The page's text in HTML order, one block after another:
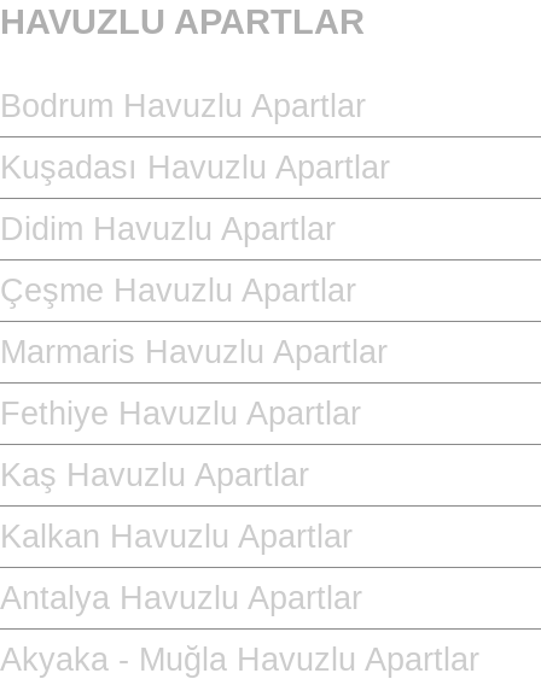
HAVUZLU APARTLAR
Bodrum Havuzlu Apartlar
Kuşadası Havuzlu Apartlar
Didim Havuzlu Apartlar
Çeşme Havuzlu Apartlar
Marmaris Havuzlu Apartlar
Fethiye Havuzlu Apartlar
Kaş Havuzlu Apartlar
Kalkan Havuzlu Apartlar
Antalya Havuzlu Apartlar
Akyaka - Muğla Havuzlu Apartlar